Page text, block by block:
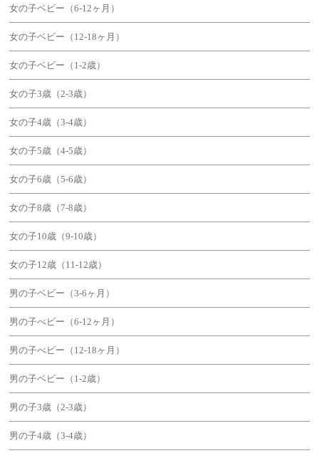
女の子ベビー（6-12ヶ月）
女の子ベビー（12-18ヶ月）
女の子ベビー（1-2歳）
女の子3歳（2-3歳）
女の子4歳（3-4歳）
女の子5歳（4-5歳）
女の子6歳（5-6歳）
女の子8歳（7-8歳）
女の子10歳（9-10歳）
女の子12歳（11-12歳）
男の子ベビー（3-6ヶ月）
男の子べビー（6-12ヶ月）
男の子べビー（12-18ヶ月）
男の子ベビー（1-2歳）
男の子3歳（2-3歳）
男の子4歳（3-4歳）